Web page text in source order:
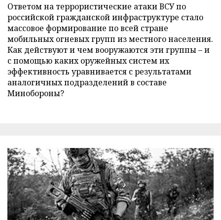
Ответом на террористические атаки ВСУ по
российской гражданской инфраструктуре стало
массовое формирование по всей стране
мобильных огневых групп из местного населения.
Как действуют и чем вооружаются эти группы – и
с помощью каких оружейных систем их
эффективность уравнивается с результатами
аналогичных подразделений в составе
Минобороны?